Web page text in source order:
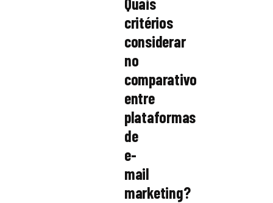
critérios
considerar
no
comparativo
entre
plataformas
de
e-
mail
marketing?